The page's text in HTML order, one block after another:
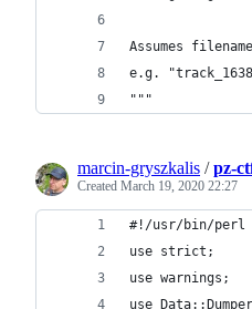
Assumes
e.g.
"""
marcin-gryszkalis /pz-
Created March 19, 2020 22:27
#!/usr/bin/perl
use strict;
use warnings;
use